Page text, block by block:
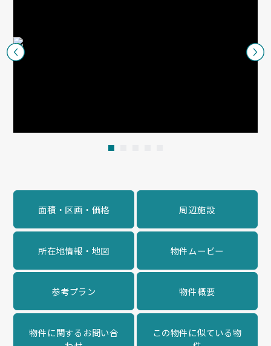
1
面積・区画・価格 周辺施設
所在地情報・地図 物件ムービー
参考プラン 物件概要
物件に関するお問い合
この物件に似ている物